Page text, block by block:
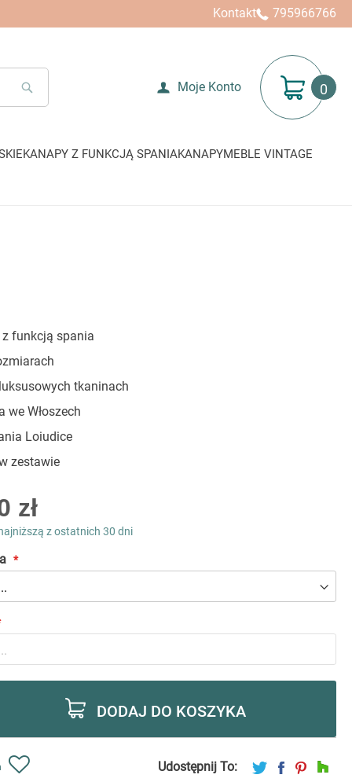
Kontakt 795966766
SEARCH
Moje Konto Mój koszyk
KANAPY Z FUNKCJĄ SPANIAKANAPYMEBLE VINTAGE
z funkcją spania
tkaninach
we Włoszech
Loiudice
zestawie
zł
z ostatnich 30 dni
DODAJ DO KOSZYKA
Udostępnij To: